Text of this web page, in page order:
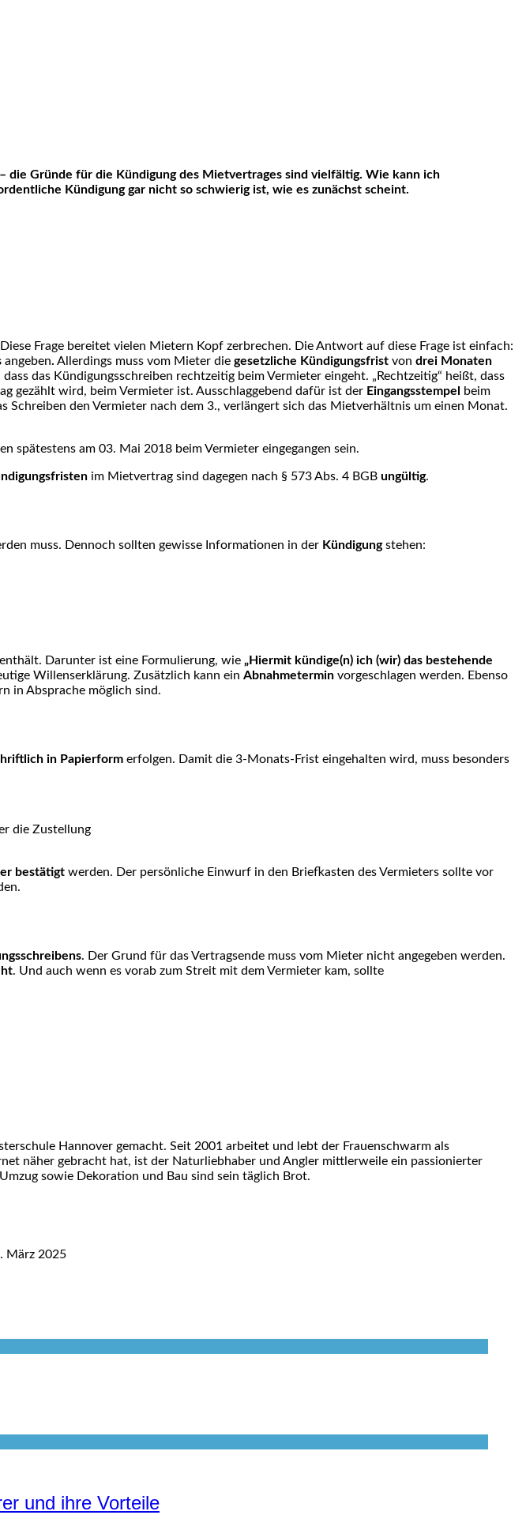
die Gründe für die Kündigung des Mietvertrages sind vielfältig. Wie kann ich
Kündigung gar nicht so schwierig ist, wie es zunächst scheint.
Frage bereitet vielen Mietern Kopf zerbrechen. Die Antwort auf diese Frage ist einfach:
angeben. Allerdings muss vom Mieter die gesetzliche Kündigungsfrist von drei Monaten
das Kündigungsschreiben rechtzeitig beim Vermieter eingeht. „Rechtzeitig“ heißt, dass
gezählt wird, beim Vermieter ist. Ausschlaggebend dafür ist der Eingangsstempel
beim
den Vermieter nach dem 3., verlängert sich das Mietverhältnis um einen Monat.
spätestens am 03. Mai 2018 beim Vermieter eingegangen sein.
im Mietvertrag sind dagegen nach § 573Abs. 4 BGB ungültig.
muss. Dennoch sollten gewisse Informationen in der Kündigungstehen:
Darunter ist eine Formulierung, wie „Hiermit kündige(n) ich (wir) das bestehende
Willenserklärung. Zusätzlich kann ein Abnahmetermin vorgeschlagen werden. Ebenso
in Absprache möglich sind.
in Papierform erfolgen. Damit die 3-Monats-Frist eingehalten wird, muss besonders
die Zustellung
bestätigt werden. Der persönliche Einwurf in den Briefkasten des Vermieters sollte vor
. Der Grund für das Vertragsende muss vom Mieter nicht angegeben werden.
. Und auch wenn es vorab zum Streit mit dem Vermieter kam, sollte
Hannover gemacht. Seit 2001 arbeitet und lebt der Frauenschwarm als
näher gebracht hat, ist der Naturliebhaber und Angler mittlerweile ein passionierter
sowie Dekoration und Bau sind sein täglich Brot.
März 2025
und ihre Vorteile